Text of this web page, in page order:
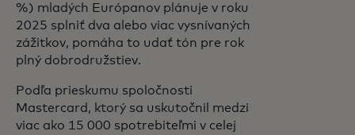
%) mladých Európanov plánuje v roku
2025 splniť dva alebo viac vysnívaných
zážitkov, pomáha to udať tón pre rok
plný dobrodružstiev.
Podľa prieskumu spoločnosti
Mastercard, ktorý sa uskutočnil medzi
viac ako 15 000 spotrebiteľmi v celej